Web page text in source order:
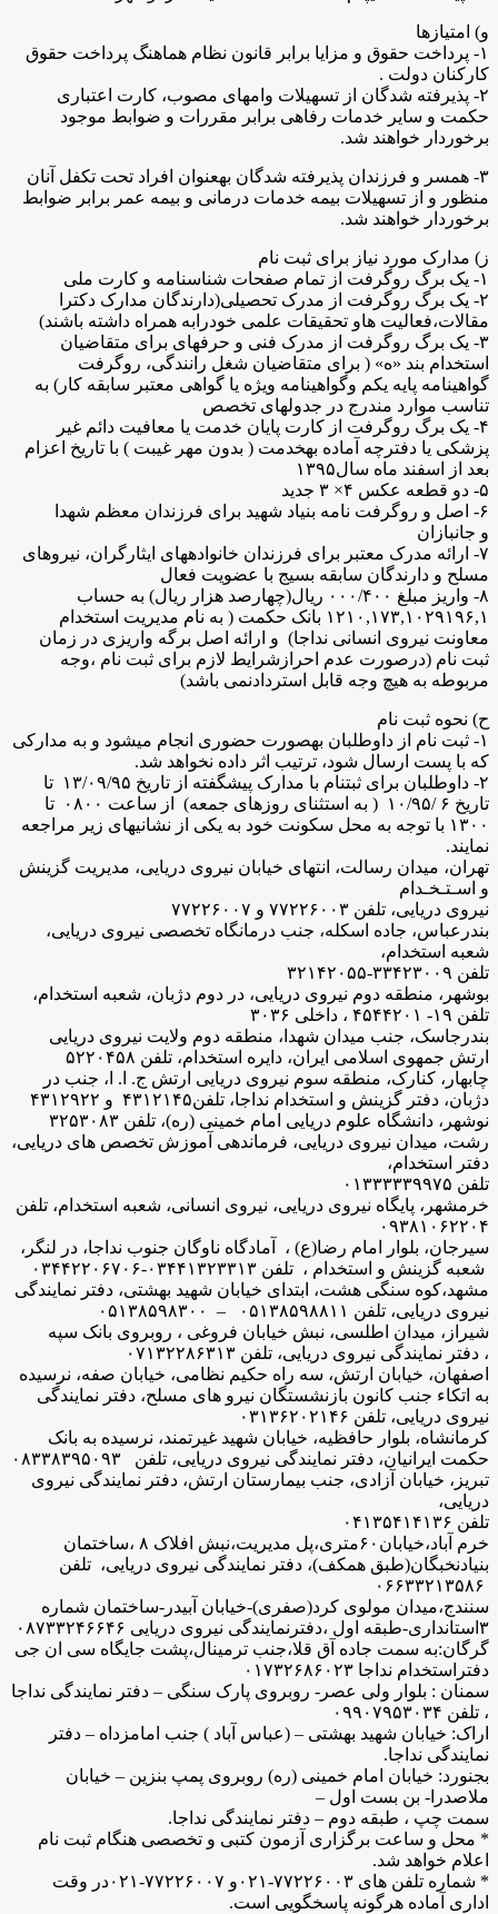
و) امتیازها
۱- پرداخت حقوق و مزایا برابر قانون نظام هماهنگ پرداخت حقوق
کارکنان دولت .
۲- پذیرفته شدگان از تسهیلات وامهای مصوب، کارت اعتباری
حکمت و سایر خدمات رفاهی برابر مقررات و ضوابط موجود
برخوردار خواهند شد.
۳- همسر و فرزندان پذیرفته شدگان بهعنوان افراد تحت تکفل آنان
منظور و از تسهیلات بیمه خدمات درمانی و بیمه عمر برابر ضوابط
برخوردار خواهند شد.
ز) مدارک مورد نیاز برای ثبت نام
۱- یک برگ روگرفت از تمام صفحات شناسنامه و کارت ملی
۲- یک برگ روگرفت از مدرک تحصیلی(دارندگان مدارک دکترا
مقالات،فعالیت هاو تحقیقات علمی خودرابه همراه داشته باشند)
۳- یک برگ روگرفت از مدرک فنی و حرفهای برای متقاضیان
استخدام بند «ه» ( برای متقاضیان شغل رانندگی، روگرفت
گواهینامه پایه یکم وگواهینامه ویژه یا گواهی معتبر سابقه کار) به
تناسب موارد مندرج در جدولهای تخصص
۴- یک برگ روگرفت از کارت پایان خدمت یا معافیت دائم غیر
پزشکی یا دفترچه آماده بهخدمت ( بدون مهر غیبت ) با تاریخ اعزام
بعد از اسفند ماه سال۱۳۹۵
۵- دو قطعه عکس ۴× ۳ جدید
۶- اصل و روگرفت نامه بنیاد شهید برای فرزندان معظم شهدا
و جانبازان
۷- ارائه مدرک معتبر برای فرزندان خانوادههای ایثارگران، نیروهای
مسلح و دارندگان سابقه بسیج با عضویت فعال
۸- واریز مبلغ ۰۰۰/۴۰۰ ریال(چهارصد هزار ریال) به حساب
۱۲۱۰,۱۷۳,۱۰۲۹۱۹۶,۱ بانک حکمت ( به نام مدیریت استخدام
معاونت نیروی انسانی نداجا) و ارائه اصل برگه واریزی در زمان
ثبت نام (درصورت عدم احرازشرایط لازم برای ثبت نام ،وجه
مربوطه به هیچ وجه قابل استردادنمی باشد)
ح) نحوه ثبت نام
۱- ثبت نام از داوطلبان بهصورت حضوری انجام میشود و به مدارکی
که با پست ارسال شود، ترتیب اثر داده نخواهد شد.
۲- داوطلبان برای ثبتنام با مدارک پیشگفته از تاریخ ۱۳/۰۹/۹۵ تا
تاریخ ۶ /۱۰/۹۵ ( به استثنای روزهای جمعه) از ساعت ۰۸۰۰ تا
۱۳۰۰ با توجه به محل سکونت خود به یکی از نشانی­های زیر مراجعه
نمایند.
تهران، میدان رسالت، انتهای خیابان نیروی دریایی، مدیریت گزینش
و اسـتـخـدام
نیروی دریایی، تلفن ۷۷۲۲۶۰۰۳ و ۷۷۲۲۶۰۰۷
بندرعباس، جاده اسکله، جنب درمانگاه تخصصی نیروی دریایی،
شعبه استخدام،
تلفن ۳۳۴۲۳۰۰۹-۳۲۱۴۲۰۵۵
بوشهر، منطقه دوم نیروی دریایی، در دوم دژبان، شعبه استخدام،
تلفن ۱۹- ۴۵۴۴۲۰۱ ، داخلی ۳۰۳۶
بندرجاسک، جنب میدان شهدا، منطقه دوم ولایت نیروی دریایی
ارتش جمهوی اسلامی ایران، دایره استخدام، تلفن ۵۲۲۰۴۵۸
چابهار، کنارک، منطقه سوم نیروی دریایی ارتش ج. ا. ا، جنب در
دژبان، دفتر گزینش و استخدام نداجا، تلفن۴۳۱۲۱۴۵ و ۴۳۱۲۹۲۲
نوشهر، دانشگاه علوم دریایی امام خمینی (ره)، تلفن ۳۲۵۳۰۸۳
رشت، میدان نیروی دریایی، فرماندهی آموزش تخصص های دریایی،
دفتر استخدام،
تلفن ۰۱۳۳۳۳۳۹۹۷۵
خرمشهر، پایگاه نیروی دریایی، نیروی انسانی، شعبه استخدام، تلفن
۰۹۳۸۱۰۶۲۲۰۴
سیرجان، بلوار امام رضا(ع) ، آمادگاه ناوگان جنوب نداجا، در لنگر،
شعبه گزینش و استخدام ، تلفن ۰۳۴۴۱۳۲۳۳۱۳-۰۳۴۴۲۲۰۶۷۰۶
مشهد،کوه سنگی هشت، ابتدای خیابان شهید بهشتی، دفتر نمایندگی
نیروی دریایی، تلفن ۰۵۱۳۸۵۹۸۸۱۱ – ۰۵۱۳۸۵۹۸۳۰۰
شیراز، میدان اطلسی، نبش خیابان فروغی ، روبروی بانک سپه
، دفتر نمایندگی نیروی دریایی، تلفن ۰۷۱۳۲۲۸۶۳۱۳
اصفهان، خیابان ارتش، سه راه حکیم نظامی، خیابان صفه، نرسیده
به اتکاء جنب کانون بازنشستگان نیرو های مسلح، دفتر نمایندگی
نیروی دریایی، تلفن ۰۳۱۳۶۲۰۲۱۴۶
کرمانشاه، بلوار حافظیه، خیابان شهید غیرتمند، نرسیده به بانک
حکمت ایرانیان، دفتر نمایندگی نیروی دریایی، تلفن ۰۸۳۳۸۳۹۵۰۹۳
تبریز، خیابان آزادی، جنب بیمارستان ارتش، دفتر نمایندگی نیروی
دریایی،
تلفن ۰۴۱۳۵۴۱۴۱۳۶
خرم آباد،خیابان۶۰متری،پل مدیریت،نبش افلاک ۸ ،ساختمان
بنیادنخبگان(طبق همکف)، دفتر نمایندگی نیروی دریایی، تلفن
سنندج،میدان مولوی کرد(صفری)-خیابان آبیدر-ساختمان شماره
۳استانداری-طبقه اول ،دفترنمایندگی نیروی دریایی ۰۸۷۳۳۲۴۶۶۴۶
گرگان:به سمت جاده آق قلا،جنب ترمینال،پشت جایگاه سی ان جی
دفتراستخدام نداجا ۰۱۷۳۲۶۸۶۰۲۳
سمنان : بلوار ولی عصر- روبروی پارک سنگی – دفتر نمایندگی نداجا
، تلفن ۰۹۹۰۷۹۵۳۰۳۴
اراک: خیابان شهید بهشتی – (عباس آباد ) جنب امامزداه – دفتر
نمایندگی نداجا.
بجنورد: خیابان امام خمینی (ره) روبروی پمپ بنزین – خیابان
ملاصدرا- بن بست اول –
سمت چپ ، طبقه دوم – دفتر نمایندگی نداجا.
* محل و ساعت برگزاری آزمون کتبی و تخصصی هنگام ثبت نام
اعلام خواهد شد.
* شماره تلفن های ۷۷۲۲۶۰۰۳-۰۲۱و ۷۷۲۲۶۰۰۷-۰۲۱در وقت
اداری آماده هرگونه پاسخگویی است.